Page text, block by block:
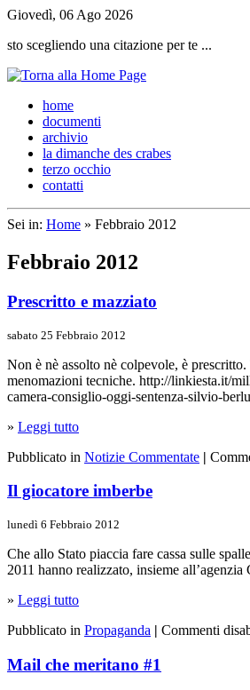
Giovedì, 06 Ago 2026
sto scegliendo una citazione per te ...
home
documenti
archivio
la dimanche des crabes
terzo occhio
contatti
Sei in: Home » Febbraio 2012
Febbraio 2012
Prescritto e mazziato
sabato 25 Febbraio 2012
Non è nè assolto nè colpevole, è
menomazioni tecniche. http://linkiesta.it/
camera-consiglio-oggi-sentenza-silvio-
» Leggi tutto
Pubblicato in Notizie Commentate |
Il giocatore imberbe
lunedì 6 Febbraio 2012
Che allo Stato piaccia fare cassa sulle
2011 hanno realizzato, insieme
» Leggi tutto
Pubblicato in Propaganda | Commenti
Mail che meritano #1